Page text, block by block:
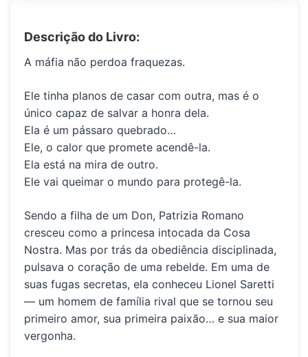
Descrição do Livro:
A máfia não perdoa fraquezas.
Ele tinha planos de casar com outra, mas é o
único capaz de salvar a honra dela.
Ela é um pássaro quebrado…
Ele, o calor que promete acendê-la.
Ela está na mira de outro.
Ele vai queimar o mundo para protegê-la.
Sendo a filha de um Don, Patrizia Romano
cresceu como a princesa intocada da Cosa
Nostra. Mas por trás da obediência disciplinada,
pulsava o coração de uma rebelde. Em uma de
suas fugas secretas, ela conheceu Lionel Saretti
— um homem de família rival que se tornou seu
primeiro amor, sua primeira paixão… e sua maior
vergonha.